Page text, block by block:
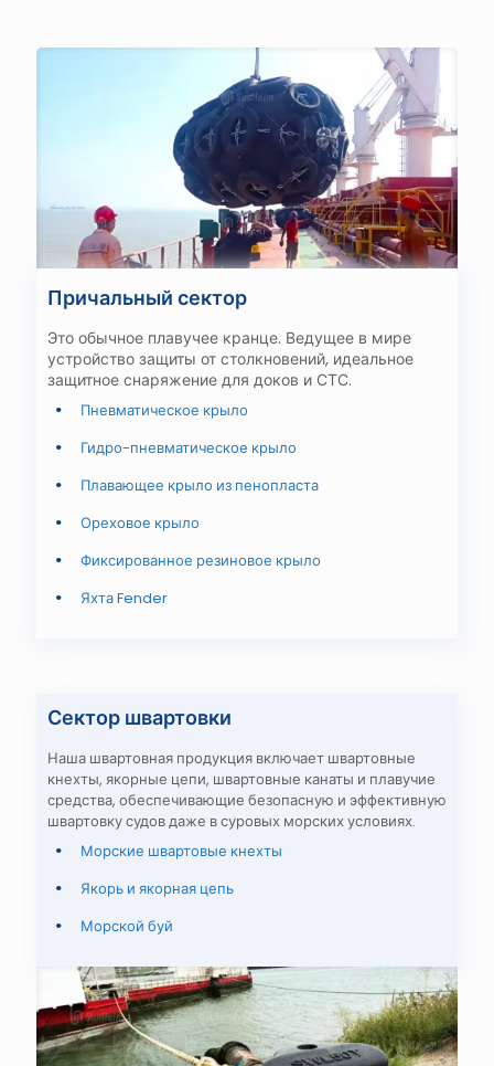
Причальный сектор
Это обычное плавучее кранце. Ведущее в мире
устройство защиты от столкновений, идеальное
защитное снаряжение для доков и СТС.
Пневматическое крыло
Гидро-пневматическое крыло
Плавающее крыло из пенопласта
Ореховое крыло
Фиксированное резиновое крыло
Яхта Fender
Сектор швартовки
Наша швартовная продукция включает швартовные
кнехты, якорные цепи, швартовные канаты и плавучие
средства, обеспечивающие безопасную и эффективную
швартовку судов даже в суровых морских условиях.
Морские швартовые кнехты
Якорь и якорная цепь
Морской буй